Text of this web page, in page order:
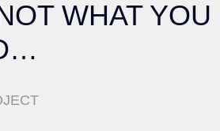
WHAT YOU